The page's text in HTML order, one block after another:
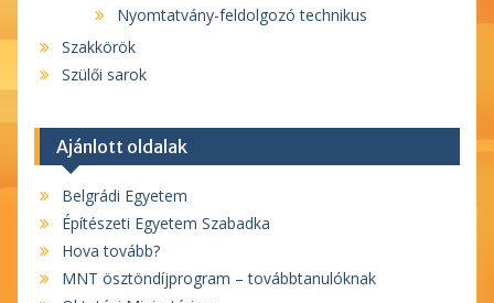
Nyomtatvány-feldolgozó technikus
Szakkörök
Szülői sarok
Ajánlott oldalak
Belgrádi Egyetem
Építészeti Egyetem Szabadka
Hova tovább?
MNT ösztöndíjprogram – továbbtanulóknak